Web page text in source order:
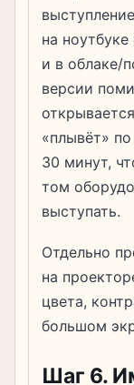
на
и в облаке/
версии
«плывёт»
30 минут,
том
выступать.
Отдельно
на
цвета,
большом
Шаг 6.